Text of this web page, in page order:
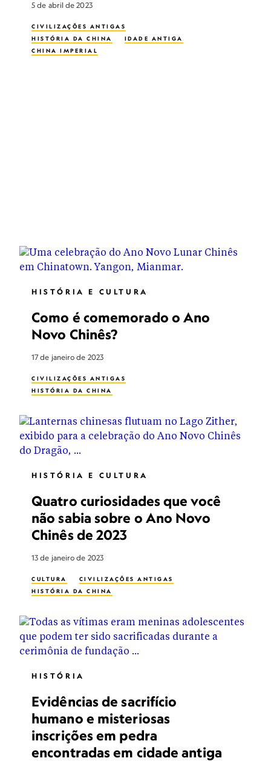
5 de abril de 2023
CIVILIZAÇÕES ANTIGAS
HISTÓRIA DA CHINA
IDADE ANTIGA
CHINA IMPERIAL
HISTÓRIA E CULTURA
Como é comemorado o Ano
Novo Chinês?
17 de janeiro de 2023
CIVILIZAÇÕES ANTIGAS
HISTÓRIA DA CHINA
HISTÓRIA E CULTURA
Quatro curiosidades que você
não sabia sobre o Ano Novo
Chinês de 2023
13 de janeiro de 2023
CULTURA
CIVILIZAÇÕES ANTIGAS
HISTÓRIA DA CHINA
HISTÓRIA
Evidências de sacrifício
humano e misteriosas
inscrições em pedra
encontradas em cidade antiga